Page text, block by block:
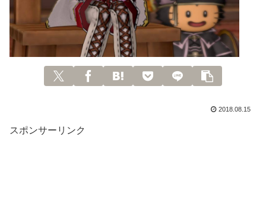
2018.08.15
スポンサーリンク